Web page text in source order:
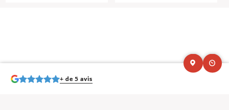
+ de 5 avis